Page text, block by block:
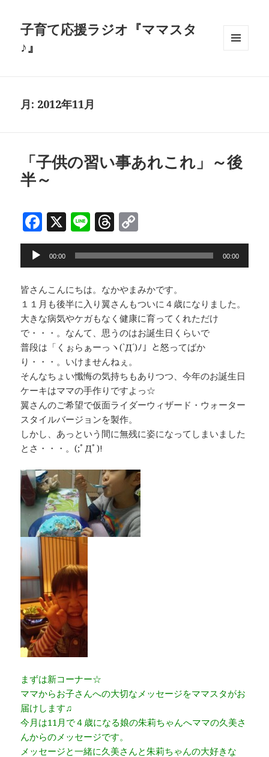
子育て応援ラジオ『ママスタ
♪』
月: 2012年11月
「子供の習い事あれこれ」～後
半～
F
a
c
e
b
o
o
k
X Li
n
e
T
h
r
e
a
d
s
o
p
y
Li
n
k
声
レ
ー
ヤ
ー
00:00 00:00
皆さんこんにちは。なかやまみかです。
１１月も後半に入り翼さんもついに４歳になりました。
大きな病気やケガもなく健康に育ってくれただけ
で・・・。なんて、思うのはお誕生日くらいで
普段は「くぉらぁーっヽ(`Д´)ﾉ」と怒ってばか
り・・・。いけませんねぇ。
そんなちょい懺悔の気持ちもありつつ、今年のお誕生日
ケーキはママの手作りですよっ☆
翼さんのご希望で仮面ライダーウィザード・ウォーター
スタイルバージョンを製作。
しかし、あっという間に無残に姿になってしまいました
とさ・・・。(;ﾟДﾟ)!
まずは新コーナー☆
ママからお子さんへの大切なメッセージをママスタがお
届けします♫
今月は11月で４歳になる娘の朱莉ちゃんへママの久美さ
んからのメッセージです。
メッセージと一緒に久美さんと朱莉ちゃんの大好きな